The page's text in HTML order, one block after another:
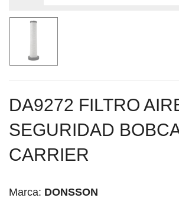
DA9272 FILTRO
SEGURIDAD
CARRIER
Marca: DONSSON